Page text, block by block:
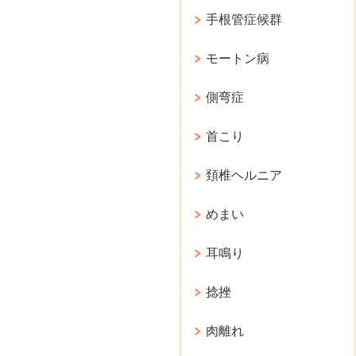
手根管症候群
モートン病
側弯症
首こり
頚椎ヘルニア
めまい
耳鳴り
捻挫
肉離れ